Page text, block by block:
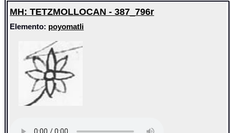
MH: TETZMOLLOCAN - 387_796r
Elemento: poyomatli